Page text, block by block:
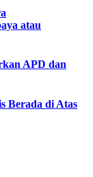
atau
APD dan
Berada di Atas